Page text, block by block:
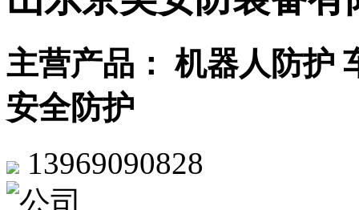
主营产品： 机器人防护
安全防护
13969090828